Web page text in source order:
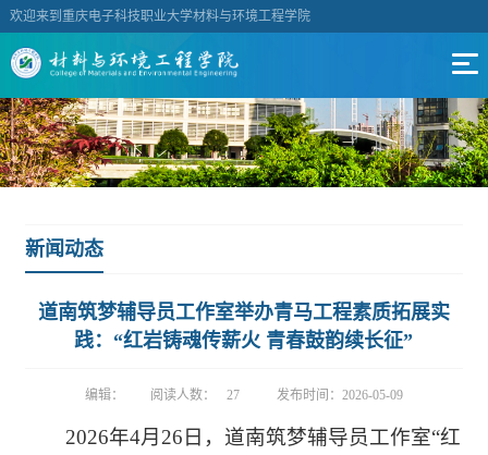
欢迎来到重庆电子科技职业大学材料与环境工程学院
新闻动态
道南筑梦辅导员工作室举办青马工程素质拓展实
践：“红岩铸魂传薪火 青春鼓韵续长征”
编辑： 阅读人数： 27 发布时间：2026-05-09
2026年4月26日，道南筑梦辅导员工作室“红